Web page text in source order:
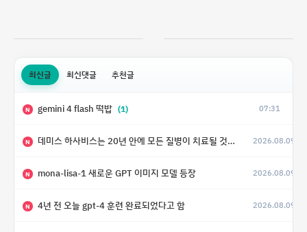
최신글 최신댓글 추천글
N gemini 4 flash 떡밥 (1) 07:31
N 데미스 하사비스는 20년 안에 모든 질병이 치료될 것으로 예상한다. (4)
2026.08.09
N mona-lisa-1 새로운 GPT 이미지 모델 등장 2026.08.09
N 4년 전 오늘 gpt-4 훈련 완료되었다고 함 2026.08.09